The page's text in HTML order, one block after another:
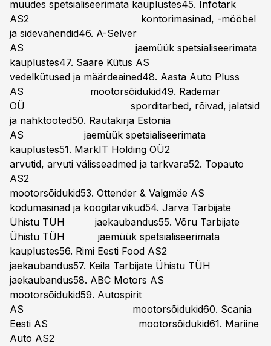
muudes spetsialiseerimata kauplustes45. Infotark
AS2 kontorimasinad, -mööbel
ja sidevahendid46. A-Selver
AS jaemüük spetsialiseerimata
kauplustes47. Saare Kütus AS
vedelkütused ja määrdeained48. Aasta Auto Pluss
AS mootorsõidukid49. Rademar
OÜ sporditarbed, rõivad, jalatsid
ja nahktooted50. Rautakirja Estonia
AS jaemüük spetsialiseerimata
kauplustes51. MarkIT Holding OÜ2
arvutid, arvuti välisseadmed ja tarkvara52. Topauto
AS2
mootorsõidukid53. Ottender & Valgmäe AS
kodumasinad ja köögitarvikud54. Järva Tarbijate
Ühistu TÜH jaekaubandus55. Võru Tarbijate
Ühistu TÜH jaemüük spetsialiseerimata
kauplustes56. Rimi Eesti Food AS2
jaekaubandus57. Keila Tarbijate Ühistu TÜH
jaekaubandus58. ABC Motors AS
mootorsõidukid59. Autospirit
AS mootorsõidukid60. Scania
Eesti AS mootorsõidukid61. Mariine
Auto AS2